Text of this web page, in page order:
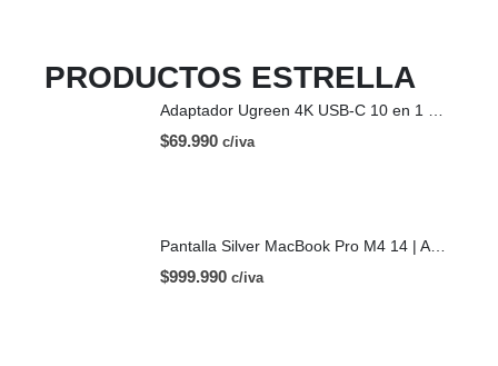
PRODUCTOS ESTRELLA
$69.990 c/iva
$999.990 c/iva